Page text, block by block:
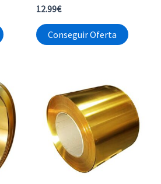
12.99€
Conseguir Oferta